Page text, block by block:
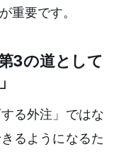
重要です。
3の道として
る外注」ではな
るようになるた